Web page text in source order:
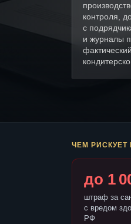
контроля,
с
и журналы
ЧЕМ РИСКУЕТ
до 1
штраф за
с вредом
РФ